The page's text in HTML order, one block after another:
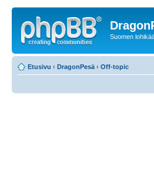
Suomen
Etusivu ‹ DragonPesä ‹ Off-topic